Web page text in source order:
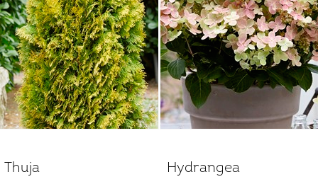
Thuja Hydrangea